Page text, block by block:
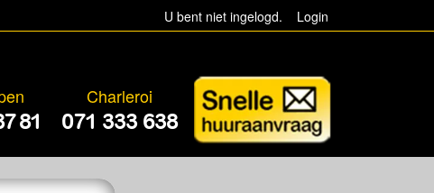
U bent niet ingelogd. Login
81
Charleroi
071 333 638